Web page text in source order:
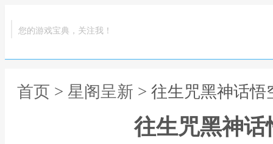
您的游戏宝典，关注我！
首页 > 星阁呈新 > 往生咒黑神话悟
往生咒黑神话